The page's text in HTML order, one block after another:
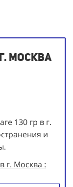
Москва
130 гр в г.
и
г. Москва :